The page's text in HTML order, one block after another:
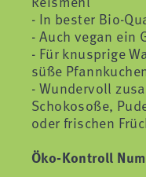
- In bester Bio-
- Auch vegan ein
- Für knusprige
süße
- Wundervoll
Schokosoße,
oder frischen
Öko-Kontroll